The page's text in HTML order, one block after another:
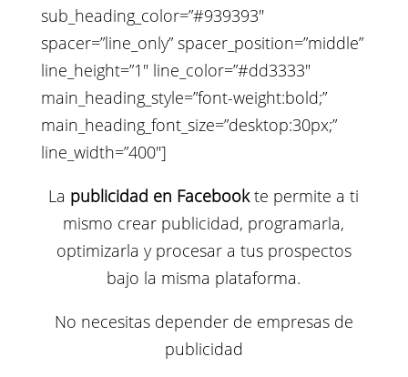
sub_heading_color=”#939393″
spacer=”line_only” spacer_position=”middle”
line_height=”1″ line_color=”#dd3333″
main_heading_style=”font-weight:bold;”
main_heading_font_size=”desktop:30px;”
line_width=”400″]
La publicidad en Facebookte permite a ti
mismo crear publicidad, programarla,
optimizarla y procesar a tus prospectos
bajo la misma plataforma.
No necesitas depender de empresas de
publicidad